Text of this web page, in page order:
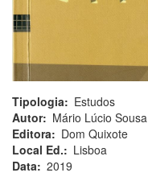
Tipologia
Estudos
Autor
Mário Lúcio Sousa
Editora
Dom Quixote
Local Ed.
Lisboa
Data 2019